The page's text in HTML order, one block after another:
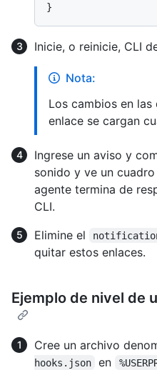
}
Inicie, o reinicie, CLI
Nota:
Los cambios en
enlace se cargan
Ingrese un aviso y
sonido y ve un
agente termina de
CLI.
Elimine el
quitar estos enlaces.
Ejemplo de nivel de
Cree un archivo
hooks.json
en